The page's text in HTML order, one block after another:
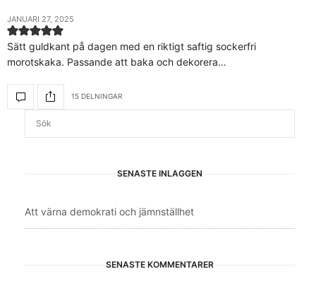
JANUARI 27, 2025
Sätt guldkant på dagen med en riktigt saftig sockerfri
morotskaka. Passande att baka och dekorera…
15 DELNINGAR
SENASTE INLÄGGEN
Att värna demokrati och jämnställhet
SENASTE KOMMENTARER